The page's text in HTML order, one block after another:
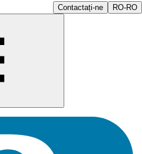
Contactați-ne RO-RO